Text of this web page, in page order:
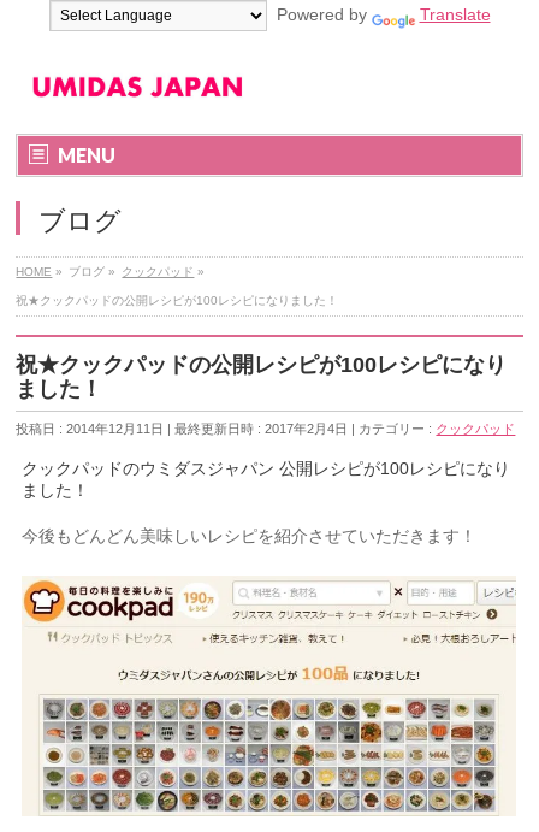
Powered by Translate
MENU
ブログ
HOME » ブログ » クックパッド »
祝★クックパッドの公開レシピが100レシピになりました！
祝★クックパッドの公開レシピが100レシピになり
ました！
投稿日 : 2014年12月11日 最終更新日時 : 2017年2月4日 カテゴリー : クックパッド
クックパッドのウミダスジャパン 公開レシピが100レシピになり
ました！
今後もどんどん美味しいレシピを紹介させていただきます！